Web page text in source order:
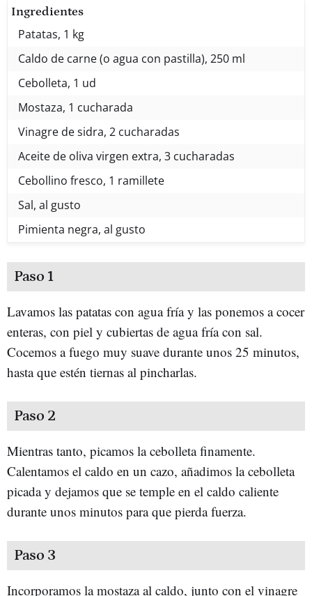
Ingredientes
Patatas, 1 kg
Caldo de carne (o agua con pastilla), 250 ml
Cebolleta, 1 ud
Mostaza, 1 cucharada
Vinagre de sidra, 2 cucharadas
Aceite de oliva virgen extra, 3 cucharadas
Cebollino fresco, 1 ramillete
Sal, al gusto
Pimienta negra, al gusto
Paso 1
Lavamos las patatas con agua fría y las ponemos a cocer
enteras, con piel y cubiertas de agua fría con sal.
Cocemos a fuego muy suave durante unos 25 minutos,
hasta que estén tiernas al pincharlas.
Paso 2
Mientras tanto, picamos la cebolleta finamente.
Calentamos el caldo en un cazo, añadimos la cebolleta
picada y dejamos que se temple en el caldo caliente
durante unos minutos para que pierda fuerza.
Paso 3
Incorporamos la mostaza al caldo, junto con el vinagre